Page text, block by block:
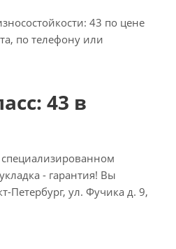
43 по цене
по телефону или
43 в
- гарантия! Вы
Петербург, ул. Фучика д. 9,